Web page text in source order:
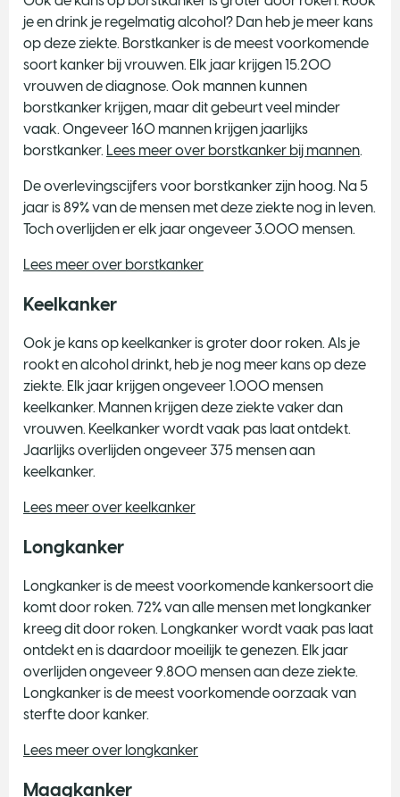
je en drink je regelmatig alcohol? Dan heb je meer kans
op deze ziekte. Borstkanker is de meest voorkomende
soort kanker bij vrouwen. Elk jaar krijgen 15.200
vrouwen de diagnose. Ook mannen kunnen
borstkanker krijgen, maar dit gebeurt veel minder
vaak. Ongeveer 160 mannen krijgen jaarlijks
borstkanker. Lees meer over borstkanker bij mannen.
De overlevingscijfers voor borstkanker zijn hoog. Na 5
jaar is 89% van de mensen met deze ziekte nog in leven.
Toch overlijden er elk jaar ongeveer 3.000 mensen.
Lees meer over borstkanker
Keelkanker
Ook je kans op keelkanker is groter door roken. Als je
rookt en alcohol drinkt, heb je nog meer kans op deze
ziekte. Elk jaar krijgen ongeveer 1.000 mensen
keelkanker. Mannen krijgen deze ziekte vaker dan
vrouwen. Keelkanker wordt vaak pas laat ontdekt.
Jaarlijks overlijden ongeveer 375 mensen aan
keelkanker.
Lees meer over keelkanker
Longkanker
Longkanker is de meest voorkomende kankersoort die
komt door roken. 72% van alle mensen met longkanker
kreeg dit door roken. Longkanker wordt vaak pas laat
ontdekt en is daardoor moeilijk te genezen. Elk jaar
overlijden ongeveer 9.800 mensen aan deze ziekte.
Longkanker is de meest voorkomende oorzaak van
sterfte door kanker.
Lees meer over longkanker
Maagkanker